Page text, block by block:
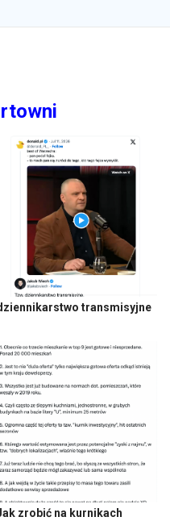
transmisyjne
zrobić na kurnikach